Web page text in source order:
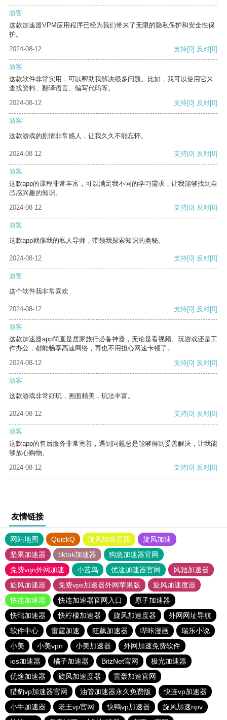
游客
这款加速器VPM应用程序已经为我们带来了无限的隐私保护和安全性保
护。
2024-08-12
支持[0] 反对[0]
游客
这款软件非常实用，可以帮助我解决很多问题。比如，我可以使用它来
查找资料、翻译语言、编写代码等。
2024-08-12
支持[0] 反对[0]
游客
这款游戏的剧情非常感人，让我久久不能忘怀。
2024-08-12 支持[0] 反对[0]
游客
这款app的课程非常丰富，可以满足我不同的学习需求，让我能够找到自
己感兴趣的知识。
2024-08-12
支持[0] 反对[0]
游客
这款app就像我的私人导师，带领我探索知识的奥秘。
2024-08-12 支持[0] 反对[0]
游客
这个软件我非常喜欢
2024-08-12 支持[0] 反对[0]
游客
这款加速器app简直是居家旅行必备神器，无论是看视频、玩游戏还是工
作办公，都能畅享高速网络，再也不用担心网速卡顿了。
2024-08-12
支持[0] 反对[0]
游客
这款游戏非常好玩，画面精美，玩法丰富。
2024-08-12 支持[0] 反对[0]
游客
这款app的售后服务非常完善，遇到问题总是能够得到妥善解决，让我能
够放心购物。
2024-08-12
支持[0] 反对[0]
友情链接
网站地图 QuickQ 旋风加速度器
旋风加速
坚果加速器
tiktok加速器
狗急加速器官网
免费vqn外网加速
小蓝鸟 优途加速器官网
风驰加速器
旋风加速器
免费vps加速器外网苹果版
旋风加速度器
快连加速器
快连加速器官网入口
原子加速器
快鸭加速器
快柠檬加速器 旋风加速度器
外网网址导航
软件中心
雷霆加速 狂飙加速器 哔咔漫画
瑞乐小说
小美
小美vpn 小美加速器
外网加速免费软件
ios加速器
橘子加速器 BitzNet官网
极光加速器
优途加速器
旋风加速度器
雷轰加速官网
猎豹vp加速器官网
油管加速器永久免费版
快连vp加速器
小牛加速器
老王vp官网 快鸭vp加速器
旋风加速npv